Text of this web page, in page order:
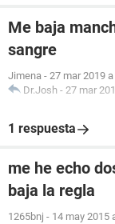
Me baja
sangre
Jimena - 27 mar 2019
Dr.Josh - 27 mar
1 respuesta
me he echo
baja la regla
1265bnj - 14 may 2015